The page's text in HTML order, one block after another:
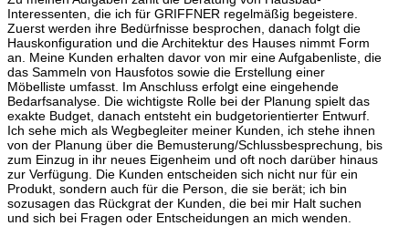
Interessenten, die ich für GRIFFNER regelmäßig begeistere.
Zuerst werden ihre Bedürfnisse besprochen, danach folgt die
Hauskonfiguration und die Architektur des Hauses nimmt Form
an. Meine Kunden erhalten davor von mir eine Aufgabenliste, die
das Sammeln von Hausfotos sowie die Erstellung einer
Möbelliste umfasst. Im Anschluss erfolgt eine eingehende
Bedarfsanalyse. Die wichtigste Rolle bei der Planung spielt das
exakte Budget, danach entsteht ein budgetorientierter Entwurf.
Ich sehe mich als Wegbegleiter meiner Kunden, ich stehe ihnen
von der Planung über die Bemusterung/Schlussbesprechung, bis
zum Einzug in ihr neues Eigenheim und oft noch darüber hinaus
zur Verfügung. Die Kunden entscheiden sich nicht nur für ein
Produkt, sondern auch für die Person, die sie berät; ich bin
sozusagen das Rückgrat der Kunden, die bei mir Halt suchen
und sich bei Fragen oder Entscheidungen an mich wenden.